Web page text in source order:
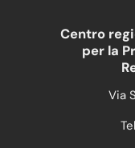
Centro
per la
Via